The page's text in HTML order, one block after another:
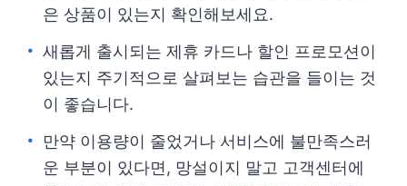
은 상품이 있는지 확인해보세요.
새롭게 출시되는 제휴 카드나 할인 프로모션이
있는지 주기적으로 살펴보는 습관을 들이는 것
이 좋습니다.
만약 이용량이 줄었거나 서비스에 불만족스러
운 부분이 있다면, 망설이지 말고 고객센터에